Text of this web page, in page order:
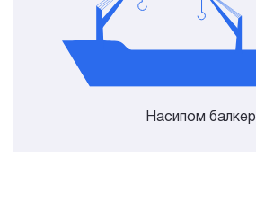
Насипом балкер